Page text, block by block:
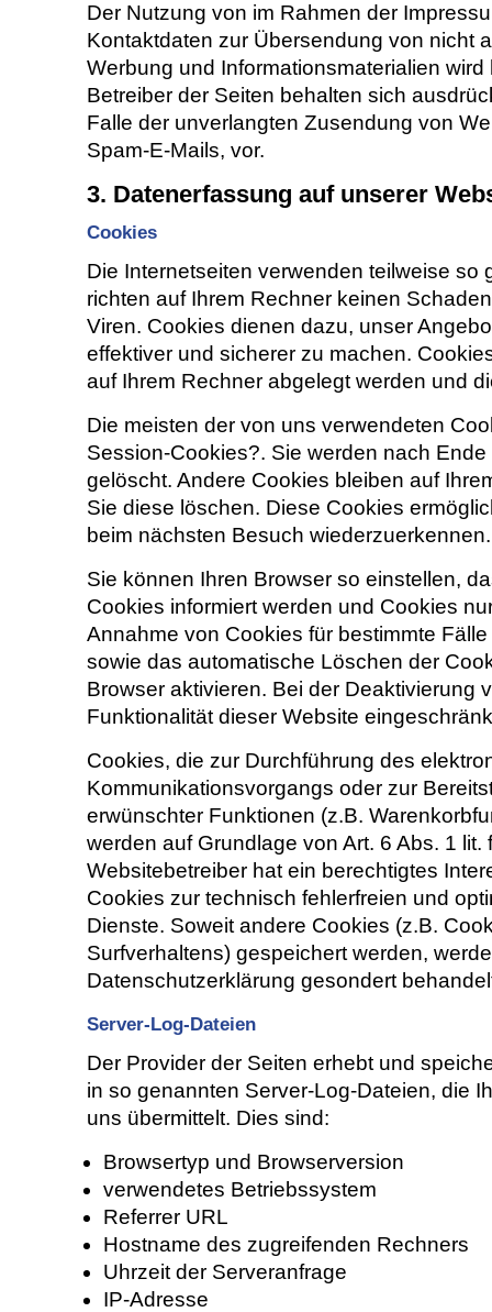
Der Nutzung von im Rahmen der
Kontaktdaten zur Übersendung von nicht
Werbung und Informationsmaterialien
Betreiber der Seiten behalten sich
Falle der unverlangten Zusendung von
Spam-E-Mails, vor.
3. Datenerfassung auf unserer
Cookies
Die Internetseiten verwenden teilweise so
richten auf Ihrem Rechner keinen
Viren. Cookies dienen dazu, unser
effektiver und sicherer zu machen.
auf Ihrem Rechner abgelegt werden und
Die meisten der von uns verwendeten
Session-Cookies?. Sie werden nach
gelöscht. Andere Cookies bleiben auf
Sie diese löschen. Diese Cookies
beim nächsten Besuch wiederzuerkennen.
Sie können Ihren Browser so einstellen,
Cookies informiert werden und Cookies
Annahme von Cookies für bestimmte
sowie das automatische Löschen der
Browser aktivieren. Bei der Deaktivierung
Funktionalität dieser Website
Cookies, die zur Durchführung des
Kommunikationsvorgangs oder zur
erwünschter Funktionen (z.B.
werden auf Grundlage von Art. 6 Abs. 1
Websitebetreiber hat ein berechtigtes
Cookies zur technisch fehlerfreien und
Dienste. Soweit andere Cookies (z.B.
Surfverhaltens) gespeichert werden,
Datenschutzerklärung gesondert
Server-Log-Dateien
Der Provider der Seiten erhebt und
in so genannten Server-Log-Dateien, die
uns übermittelt. Dies sind:
Browsertyp und Browserversion
verwendetes Betriebssystem
Referrer URL
Hostname des zugreifenden Rechners
Uhrzeit der Serveranfrage
IP-Adresse